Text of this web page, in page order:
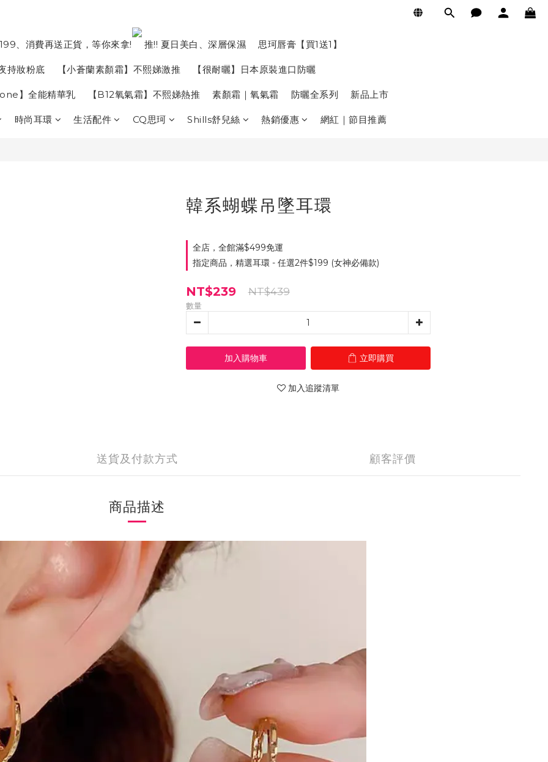
、消費再送正貨，等你來拿! 推!! 夏日美白、深層保濕 思珂唇膏【買1送1】
持妝粉底 【小蒼蘭素顏霜】不熙娣激推 【很耐曬】日本原裝進口防曬
】全能精華乳 【B12氧氣霜】不熙娣熱推 素顏霜｜氧氣霜 防曬全系列 新品上市
時尚耳環 生活配件 CQ思珂 Shills舒兒絲 熱銷優惠 網紅｜節目推薦
韓系蝴蝶吊墜耳環
全店，全館滿$499免運
指定商品，精選耳環 - 任選2件$199 (女神必備款)
NT$239 NT$439
數量
加入購物車 立即購買
加入追蹤清單
送貨及付款方式 顧客評價
商品描述
立即購買